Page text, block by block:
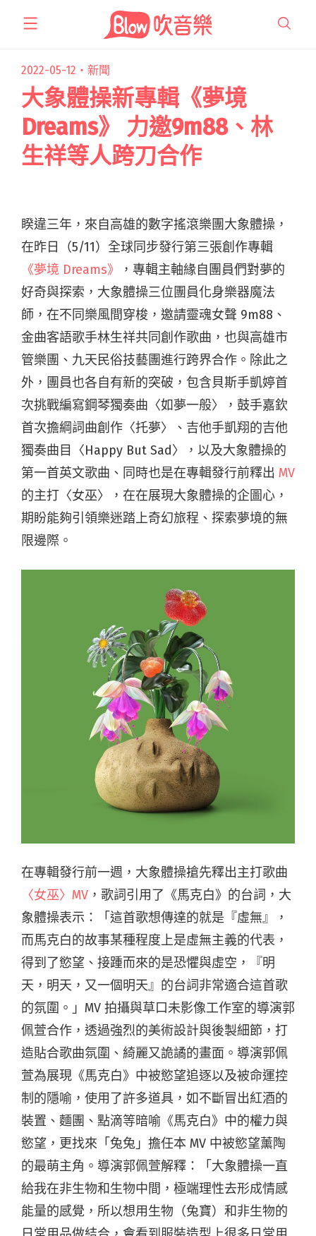
2022-05-12・ 新聞
大象體操新專輯《夢境
Dreams》 力邀9m88、林
生祥等人跨刀合作
睽違三年，來自高雄的數字搖滾樂團大象體操，
在昨日（5/11）全球同步發行第三張創作專輯
《夢境 Dreams》
，專輯主軸緣自團員們對夢的
好奇與探索，大象體操三位團員化身樂器魔法
師，在不同樂風間穿梭，邀請靈魂女聲 9m88、
金曲客語歌手林生祥共同創作歌曲，也與高雄市
管樂團、九天民俗技藝團進行跨界合作。除此之
外，團員也各自有新的突破，包含貝斯手凱婷首
次挑戰編寫鋼琴獨奏曲〈如夢一般〉，鼓手嘉欽
首次擔綱詞曲創作〈托夢〉、吉他手凱翔的吉他
獨奏曲目〈Happy But Sad〉，以及大象體操的
第一首英文歌曲、同時也是在專輯發行前釋出 MV
的主打〈女巫〉，在在展現大象體操的企圖心，
期盼能夠引領樂迷踏上奇幻旅程、探索夢境的無
限邊際。
在專輯發行前一週，大象體操搶先釋出主打歌曲
〈女巫〉MV ，歌詞引用了《馬克白》的台詞，大
象體操表示：「這首歌想傳達的就是『虛無』，
而馬克白的故事某種程度上是虛無主義的代表，
得到了慾望、接踵而來的是恐懼與虛空，『明
天，明天，又一個明天』的台詞非常適合這首歌
的氛圍。」MV 拍攝與草口未影像工作室的導演郭
佩萱合作，透過強烈的美術設計與後製細節，打
造貼合歌曲氛圍、綺麗又詭譎的畫面。導演郭佩
萱為展現《馬克白》中被慾望追逐以及被命運控
制的隱喻，使用了許多道具，如不斷冒出紅酒的
裝置、麵團、點滴等暗喻《馬克白》中的權力與
慾望，更找來「兔兔」擔任本 MV 中被慾望薰陶
的最萌主角。導演郭佩萱解釋：「 大象體操一直
給我在非生物和生物中間，極端理性去形成情感
能量的感覺，所以想用生物（兔寶）和非生物的